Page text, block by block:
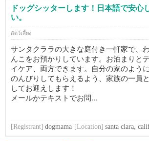
ドッグシッターします！日本語で安心
い。
สัตว์เลี้ยง
サンタクララの大きな庭付き一軒家で、わ
んこをお預かりしています。お泊まりと
イケア、両方できます。自分の家のように
のんびりしてもらえるよう、家族の一員と
してお迎えします！
メールかテキストでお問...
[Registrant] dogmama [Location] santa clara,